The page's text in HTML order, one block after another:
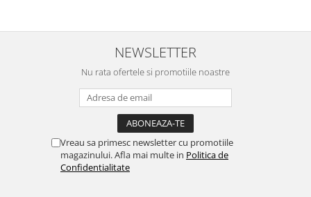
NEWSLETTER
Nu rata ofertele si promotiile noastre
Vreau sa primesc newsletter cu promotiile
magazinului. Afla mai multe in Politica de
Confidentialitate